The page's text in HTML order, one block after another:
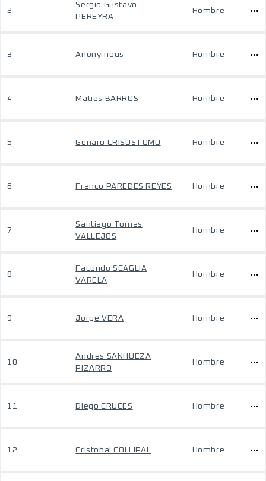
2
Sergio Gustavo
PEREYRA
Hombre
3 Anonymous Hombre
4 Matias BARROS Hombre
5 Genaro CRISOSTOMO Hombre
6 Franco PAREDES REYES Hombre
7
Santiago Tomas
VALLEJOS
Hombre
8
Facundo SCAGLIA
VARELA
Hombre
9 Jorge VERA Hombre
10
Andres SANHUEZA
PIZARRO
Hombre
11 Diego CRUCES Hombre
12 Cristobal COLLIPAL Hombre